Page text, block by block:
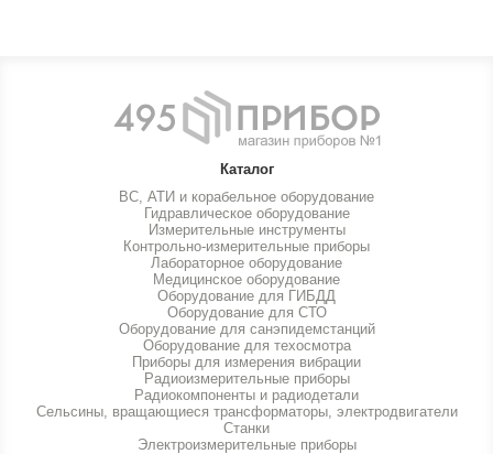
Каталог
ВС, АТИ и корабельное оборудование
Гидравлическое оборудование
Измерительные инструменты
Контрольно-измерительные приборы
Лабораторное оборудование
Медицинское оборудование
Оборудование для ГИБДД
Оборудование для СТО
Оборудование для санэпидемстанций
Оборудование для техосмотра
Приборы для измерения вибрации
Радиоизмерительные приборы
Радиокомпоненты и радиодетали
Сельсины, вращающиеся трансформаторы, электродвигатели
Станки
Электроизмерительные приборы